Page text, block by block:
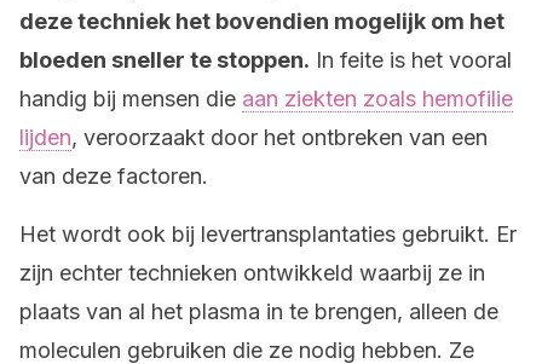
deze techniek het bovendien mogelijk om het
bloeden sneller te stoppen. In feite is het vooral
handig bij mensen die aan ziekten zoals hemofilie
lijden, veroorzaakt door het ontbreken van een
van deze factoren.
Het wordt ook bij levertransplantaties gebruikt. Er
zijn echter technieken ontwikkeld waarbij ze in
plaats van al het plasma in te brengen, alleen de
moleculen gebruiken die ze nodig hebben. Ze